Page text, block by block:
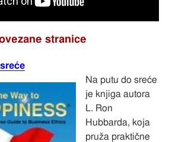
stranice
Na putu do sreće
je knjiga autora
L. Ron
Hubbarda, koja
pruža praktične